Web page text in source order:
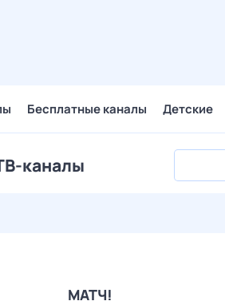
Бесплатные каналы Детские
каналы
МАТЧ!